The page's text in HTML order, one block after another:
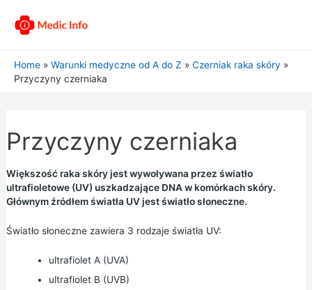
Home Warunki medyczne od A do Z
Czerniak raka skóry
Przyczyny czerniaka
Przyczyny czerniaka
Większość raka skóry jest wywoływana przez światło
ultrafioletowe (UV) uszkadzające DNA w komórkach skóry.
Głównym źródłem światła UV jest światło słoneczne.
Światło słoneczne zawiera 3 rodzaje światła UV:
ultrafiolet A (UVA)
ultrafiolet B (UVB)